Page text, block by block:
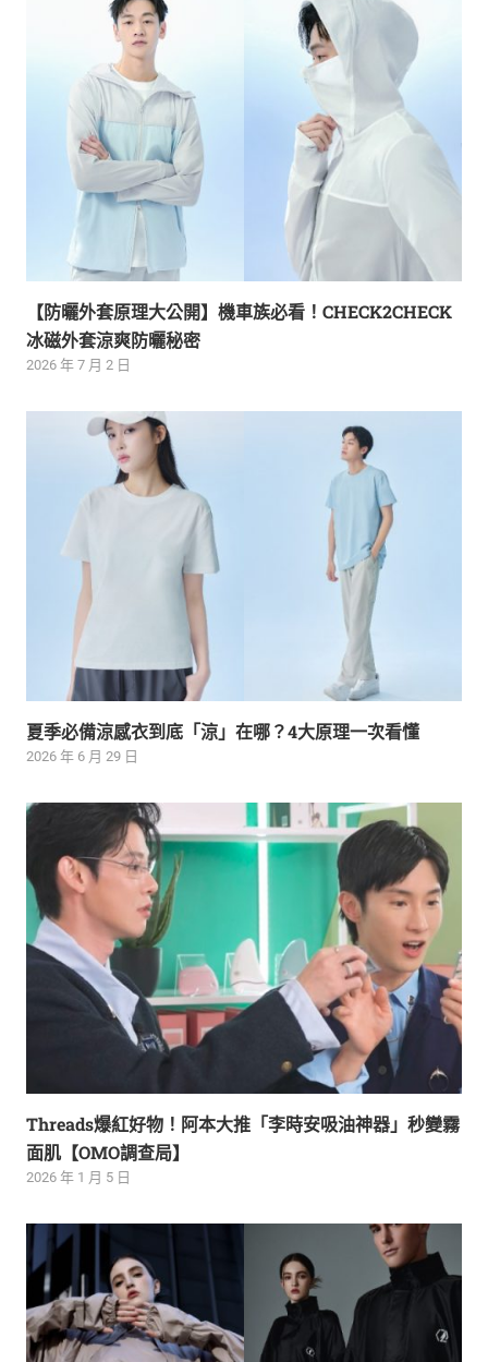
【防曬外套原理大公開】機車族必看！CHECK2CHECK
冰磁外套涼爽防曬秘密
2026 年 7 月 2 日
夏季必備涼感衣到底「涼」在哪？4大原理一次看懂
2026 年 6 月 29 日
Threads爆紅好物！阿本大推「李時安吸油神器」秒變霧
面肌【OMO調查局】
2026 年 1 月 5 日